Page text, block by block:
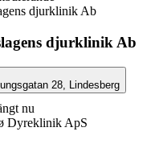
djurklinik Ab
djurklinik Ab
28, Lindesberg
nu
Dyreklinik ApS